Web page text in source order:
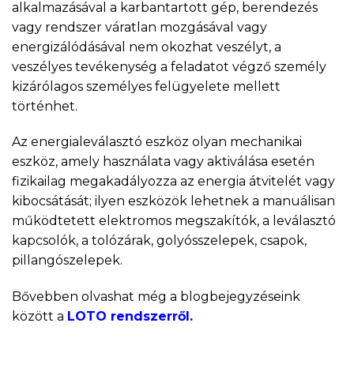
alkalmazásával a karbantartott gép, berendezés
vagy rendszer váratlan mozgásával vagy
energizálódásával nem okozhat veszélyt, a
veszélyes tevékenység a feladatot végző személy
kizárólagos személyes felügyelete mellett
történhet.
Az energialeválasztó eszköz olyan mechanikai
eszköz, amely használata vagy aktiválása esetén
fizikailag megakadályozza az energia átvitelét vagy
kibocsátását; ilyen eszközök lehetnek a manuálisan
működtetett elektromos megszakítók, a leválasztó
kapcsolók, a tolózárak, golyósszelepek, csapok,
pillangószelepek.
Bővebben olvashat még a blogbejegyzéseink
között a LOTO rendszerről.